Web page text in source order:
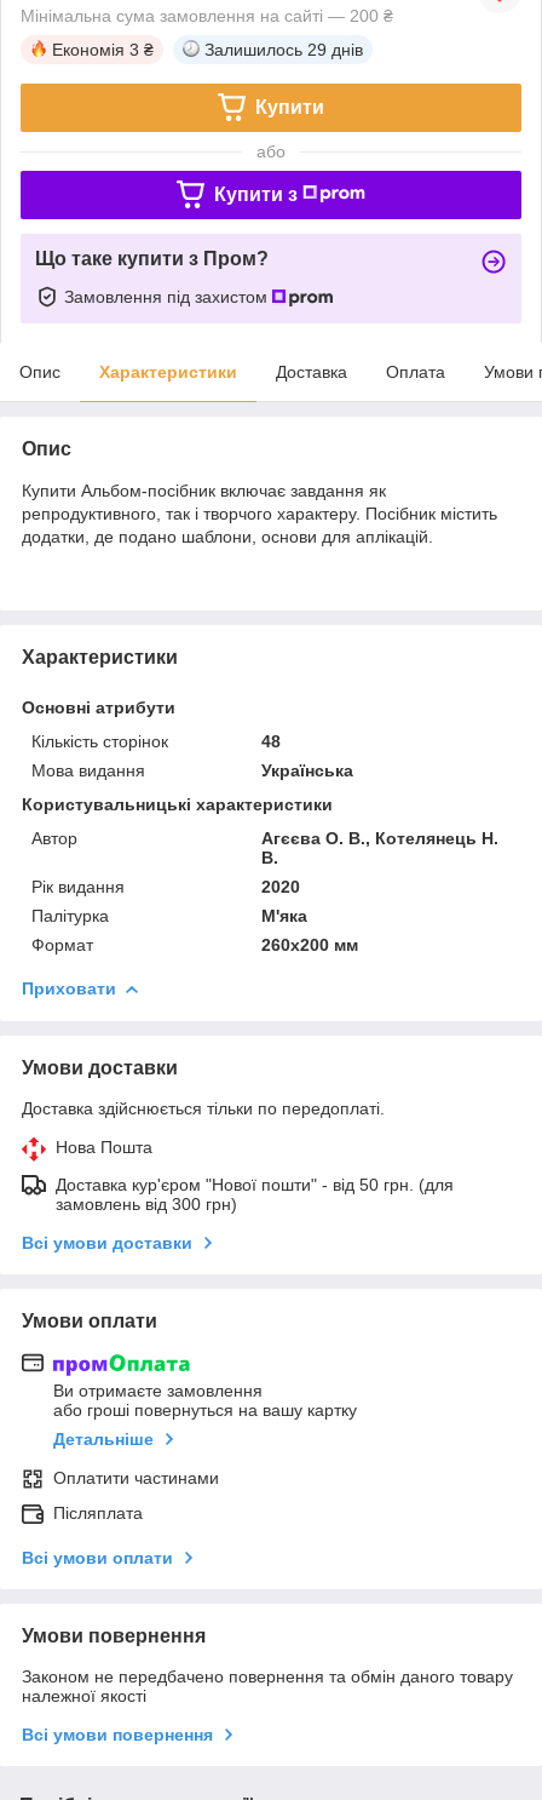
Мінімальна сума замовлення на сайті — 200 ₴
Економія 3 ₴ Залишилось 29 днів
Купити
або
Купити з
Що таке купити з Пром?
Замовлення під захистом
Опис Характеристики Доставка Оплата Умови
Опис
Купити Альбом-посібник включає завдання як
репродуктивного, так і творчого характеру. Посібник містить
додатки, де подано шаблони, основи для аплікацій.
Характеристики
Основні атрибути
Кількість сторінок
48
Мова видання
Українська
Користувальницькі характеристики
Автор
Агєєва О. В., Котелянець Н.
В.
Рік видання
2020
Палітурка
М'яка
Формат
260х200 мм
Приховати
Умови доставки
Доставка здійснюється тільки по передоплаті.
Нова Пошта
Доставка кур'єром "Нової пошти" - від 50 грн. (для
замовлень від 300 грн)
Всі умови доставки
Умови оплати
Ви отримаєте замовлення
або гроші повернуться на вашу картку
Детальніше
Оплатити частинами
Післяплата
Всі умови оплати
Умови повернення
Законом не передбачено повернення та обмін даного товару
належної якості
Всі умови повернення